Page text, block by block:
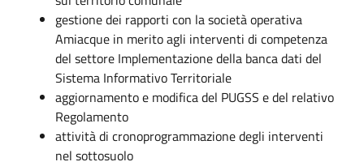
gestione dei rapporti con la società operativa
Amiacque in merito agli interventi di competenza
del settore Implementazione della banca dati del
Sistema Informativo Territoriale
aggiornamento e modifica del PUGSS e del relativo
Regolamento
attività di cronoprogrammazione degli interventi
nel sottosuolo